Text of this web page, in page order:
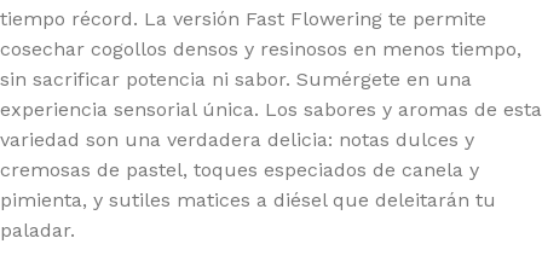
tiempo récord. La versión Fast Flowering te permite
cosechar cogollos densos y resinosos en menos tiempo,
sin sacrificar potencia ni sabor. Sumérgete en una
experiencia sensorial única. Los sabores y aromas de esta
variedad son una verdadera delicia: notas dulces y
cremosas de pastel, toques especiados de canela y
pimienta, y sutiles matices a diésel que deleitarán tu
paladar.